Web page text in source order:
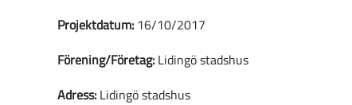
Projektdatum:16/10/2017
Förening/Företag:Lidingö stadshus
Adress:Lidingö stadshus